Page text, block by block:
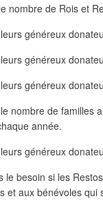
nombre de Rois et
nombre de familles
année.
besoin si les
et aux bénévoles qui